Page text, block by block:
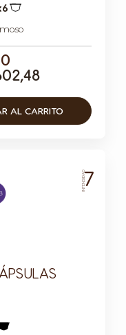
AL CARRITO
INTENSIDAD7